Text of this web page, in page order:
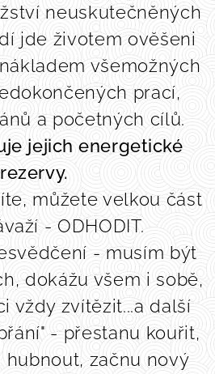
neuskutečněných
jde životem ověšeni
všemožných
prací,
a početných cílů.
jejich energetické
rezervy.
můžete velkou část
- ODHODIT.
- musím být
dokážu všem i sobě,
vždy zvítězit...a další
- přestanu kouřit,
hubnout, začnu nový